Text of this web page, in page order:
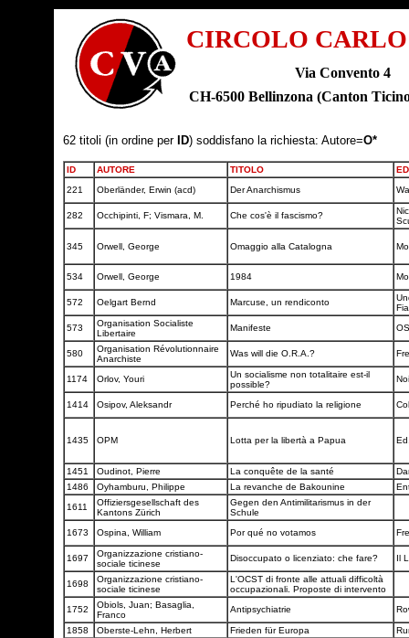
CIRCOLO
Via Convento 4
CH-6500 Bellinzona (Canton
62 titoli (in ordine per ID) soddisfano la richiesta: Autore=O*
ID AUTORE TITOLO
221
Oberländer, Erwin (acd) Der Anarchismus
282 Occhipinti, F; Vismara, M. Che cos'è il fascismo?
345 Orwell, George Omaggio alla Catalogna
534 Orwell, George 1984
572 Oelgart Bernd Marcuse, un rendiconto
573
Organisation Socialiste
Libertaire
Manifeste
580
Organisation Révolutionnaire
Anarchiste
Was will die O.R.A.?
1174 Orlov, Youri
Un socialisme non totalitaire est-il
possible?
1414 Osipov, Aleksandr Perché ho ripudiato la religione
1435 OPM Lotta per la libertà a Papua
1451 Oudinot, Pierre La conquête de la santé
1486
Oyhamburu, Philippe La revanche de Bakounine
1611
Offiziersgesellschaft des
Kantons Zürich
Gegen den Antimilitarismus in der
Schule
1673
Ospina, William Por qué no votamos
1697
Organizzazione cristiano-
sociale ticinese
Disoccupato o licenziato: che fare? Il
1698
Organizzazione cristiano-
sociale ticinese
L'OCST di fronte alle attuali difficoltà
occupazionali. Proposte di intervento
1752
Obiols, Juan; Basaglia,
Franco
Antipsychiatrie
1858 Oberste-Lehn, Herbert Frieden für Europa